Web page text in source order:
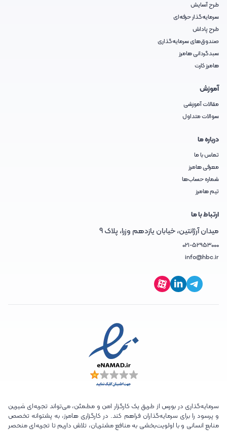
طرح آسایش
سرمایه‌گذار حرفه‌ای
طرح پاداش
صندوق‌های سرمایه‌گذاری
سبدگردانی هامرز
هامرز کارت
آموزش
مقالات آموزشی
سوالات متداول
درباره ما
تماس با ما
معرفی هامرز
شماره حساب‌ها
تیم هامرز
ارتباط با ما
میدان آرژانتین، خیابان یازدهم وزرا، پلاک 9
021-52953000
info@hbc.ir
سرمایه‌گذاری در بورس از طریق یک کارگزار امن و مطمئن، می‌تواند تجربه‌ای شیرین
و پرسود را برای سرمایه‌گذاران فراهم کند. در کارگزاری هامرز، به پشتوانه تخصص
منابع انسانی و با اولویت‌بخشی به منافع مشتریان، تلاش داریم تا تجربه‌ای منحصر